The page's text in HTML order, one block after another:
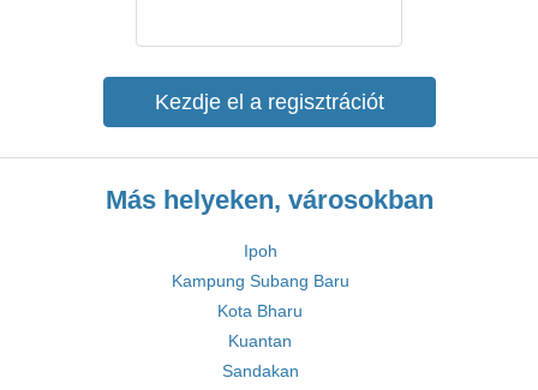
Kezdje el a regisztrációt
Más helyeken, városokban
Ipoh
Kampung Subang Baru
Kota Bharu
Kuantan
Sandakan